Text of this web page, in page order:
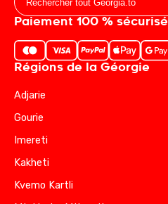
Paiement 100 % sécurisé
Régions de la Géorgie
Adjarie
Gourie
Imereti
Kakheti
Kvemo Kartli